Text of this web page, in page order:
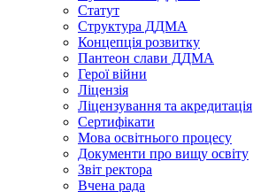
Статут
Структура ДДМА
Концепція розвитку
Пантеон слави ДДМА
Герої війни
Ліцензія
Ліцензування та акредитація
Сертифікати
Мова освітнього процесу
Документи про вищу освіту
Звіт ректора
Вчена рада